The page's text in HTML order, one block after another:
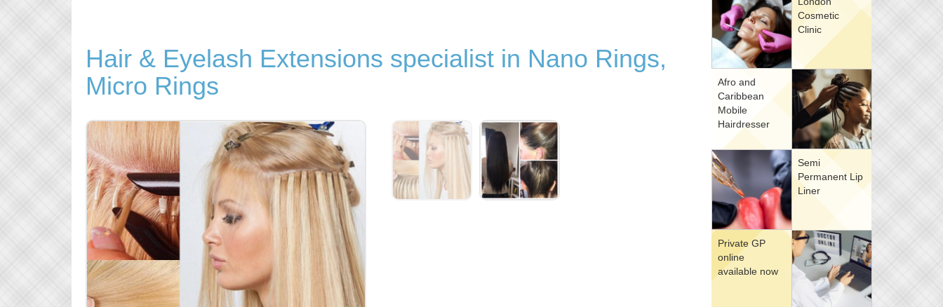
Cosmetic
Clinic
Afro and
Caribbean
Mobile
Hairdresser
Semi
Permanent Lip
Liner
Private GP
online
available now
Hair & Eyelash Extensions specialist in Nano Rings,
Micro Rings